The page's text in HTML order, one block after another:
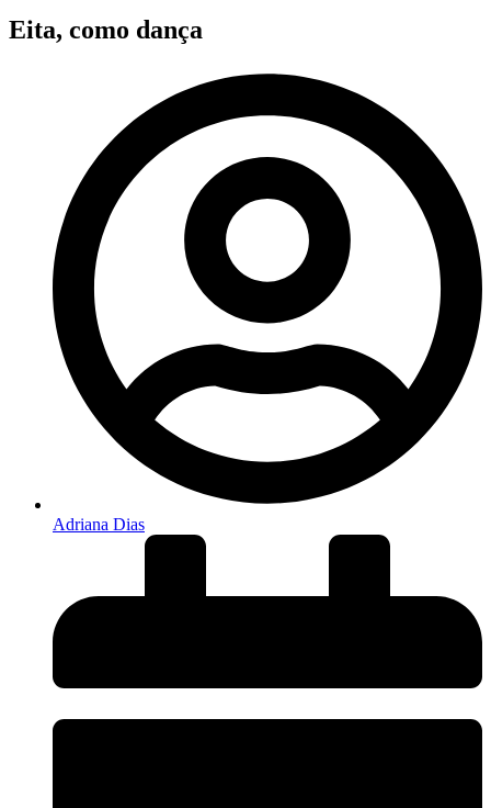
Eita, como dança
Adriana Dias